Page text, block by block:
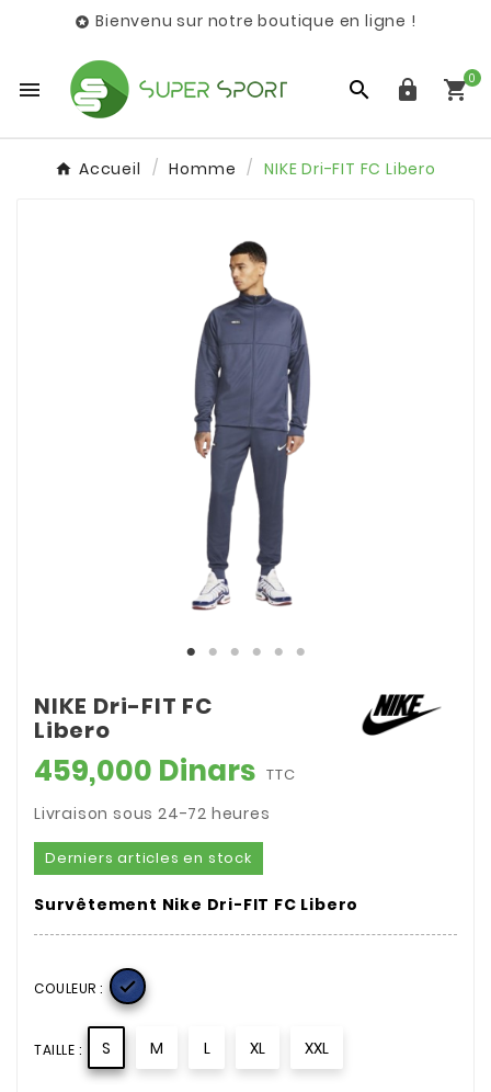
 Bienvenu sur notre boutique en ligne !
   0
Accueil Homme NIKE Dri-FIT FC Libero
NIKE Dri-FIT FC
Libero
459,000 Dinars TTC
Livraison sous 24-72 heures
Derniers articles en stock
Survêtement Nike Dri-FIT FC Libero
COULEUR : 
TAILLE : S M L XL XXL